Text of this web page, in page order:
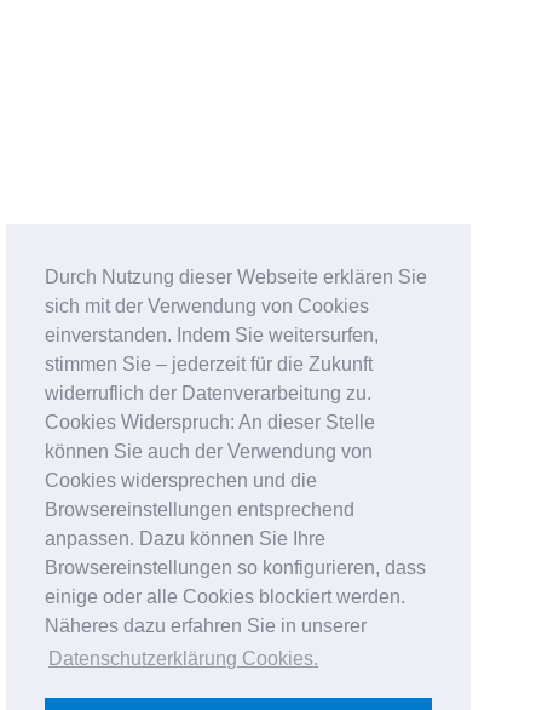
Durch Nutzung dieser Webseite erklären Sie
sich mit der Verwendung von Cookies
einverstanden. Indem Sie weitersurfen,
stimmen Sie – jederzeit für die Zukunft
widerruflich der Datenverarbeitung zu.
Cookies Widerspruch: An dieser Stelle
können Sie auch der Verwendung von
Cookies widersprechen und die
Browsereinstellungen entsprechend
anpassen. Dazu können Sie Ihre
Browsereinstellungen so konfigurieren, dass
einige oder alle Cookies blockiert werden.
Näheres dazu erfahren Sie in unserer
Datenschutzerklärung Cookies.